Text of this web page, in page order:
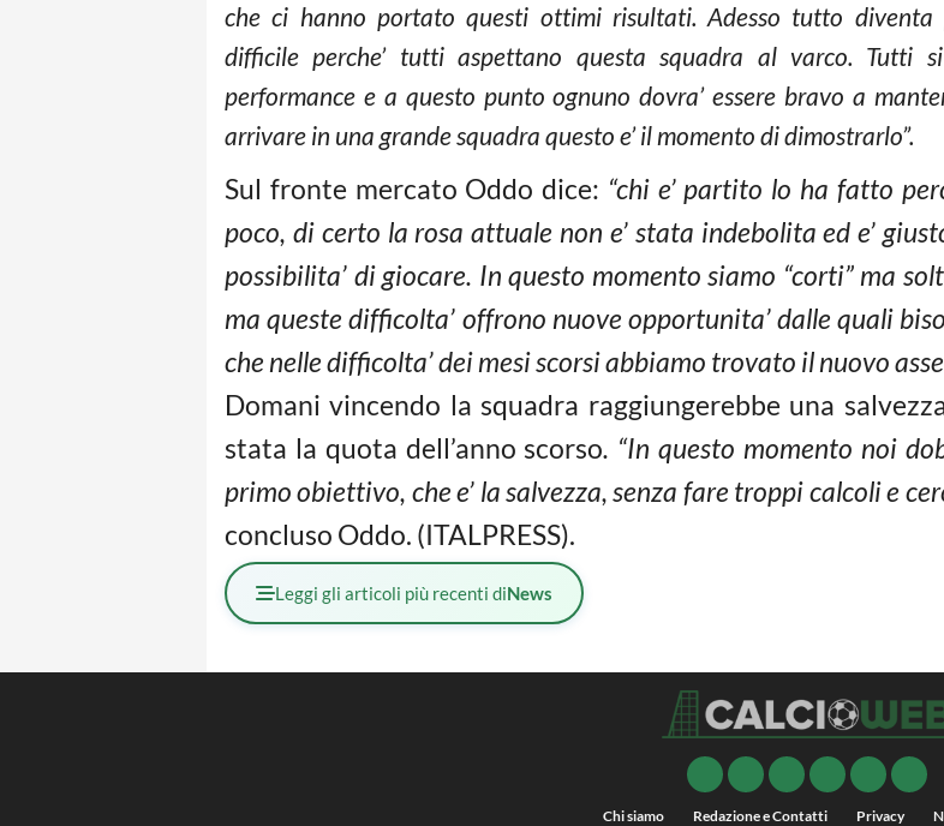
che ci hanno portato questi ottimi risultati. Adesso tutto diventa
difficile perche’ tutti aspettano questa squadra al varco. Tutti
performance e a questo punto ognuno dovra’ essere bravo a
arrivare in una grande squadra questo e’ il momento di dimostrarlo”.
Sul fronte mercato Oddo dice: “chi e’ partito lo ha fatto
poco, di certo la rosa attuale non e’ stata indebolita ed e’
possibilita’ di giocare. In questo momento siamo “corti” ma
ma queste difficolta’ offrono nuove opportunita’ dalle quali
che nelle difficolta’ dei mesi scorsi abbiamo trovato il nuovo
Domani vincendo la squadra raggiungerebbe una
stata la quota dell’anno scorso. “In questo momento noi
primo obiettivo, che e’ la salvezza, senza fare troppi calcoli e
concluso Oddo. (ITALPRESS).
Leggi gli articoli più recenti diNews
Chi siamo Redazione e Contatti Privacy